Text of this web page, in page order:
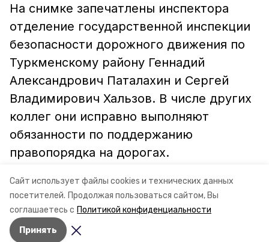
Сайт использует файлы cookies и технических данных
посетителей. Продолжая пользоваться сайтом, Вы
соглашаетесь с Политикой конфиденциальности
Принять
На снимке запечатлены инспектора
отделение государственной инспекции
безопасности дорожного движения по
Туркменскому району Геннадий
Александрович Паталахин и Сергей
Владимирович Хальзов. В числе других
коллег они исправно выполняют
обязанности по поддержанию
правопорядка на дорогах.
Фото С. СЕРДЮКОВА.
По материалам газеты "Рассвет"